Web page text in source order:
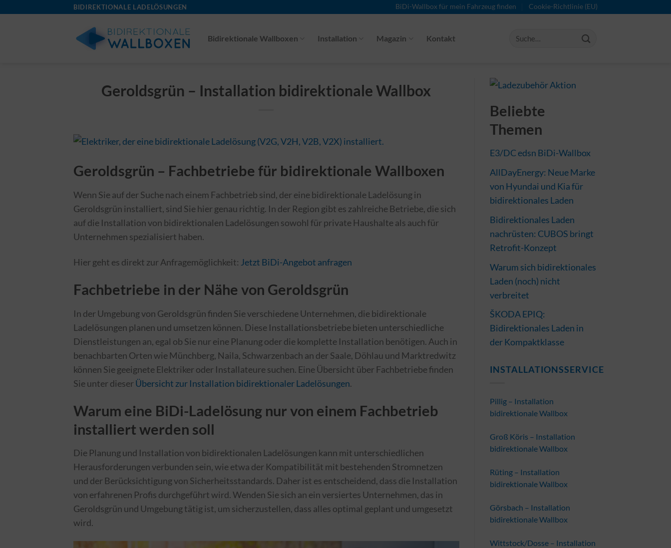
BIDIREKTIONALE LADELÖSUNGEN BiDi-Wallbox für mein Fahrzeug finden Cookie-Richtlinie (EU)
Bidirektionale Wallboxen Installation Magazin Kontakt
Geroldsgrün – Installation bidirektionale Wallbox
Geroldsgrün – Fachbetriebe für bidirektionale Wallboxen
Wenn Sie auf der Suche nach einem Fachbetrieb sind, der eine bidirektionale Ladelösung in
Geroldsgrün installiert, sind Sie hier genau richtig. In der Region gibt es zahlreiche Betriebe, die sich
auf die Installation von bidirektionalen Ladelösungen sowohl für private Haushalte als auch für
Unternehmen spezialisiert haben.
Hier geht es direkt zur Anfragemöglichkeit: Jetzt BiDi-Angebot anfragen
Fachbetriebe in der Nähe von Geroldsgrün
In der Umgebung von Geroldsgrün finden Sie verschiedene Unternehmen, die bidirektionale
Ladelösungen planen und umsetzen können. Diese Installationsbetriebe bieten unterschiedliche
Dienstleistungen an, egal ob Sie nur eine Planung oder die komplette Installation benötigen. Auch in
benachbarten Orten wie Münchberg, Naila, Schwarzenbach an der Saale, Döhlau und Marktredwitz
können Sie geeignete Elektriker oder Installateure suchen. Eine Übersicht über Fachbetriebe finden
Sie unter dieserÜbersicht zur Installation bidirektionaler Ladelösungen.
Warum eine BiDi-Ladelösung nur von einem Fachbetrieb
installiert werden soll
Die Planung und Installation von bidirektionalen Ladelösungen kann mit unterschiedlichen
Herausforderungen verbunden sein, wie etwa der Kompatibilität mit bestehenden Stromnetzen
und der Berücksichtigung von Sicherheitsstandards. Daher ist es entscheidend, dass die Installation
von erfahrenen Profis durchgeführt wird. Wenden Sie sich an ein versiertes Unternehmen, das in
Geroldsgrün und Umgebung tätig ist, um sicherzustellen, dass alles optimal geplant und umgesetzt
wird.
Beliebte
Themen
E3/DC edsn BiDi-Wallbox
AllDayEnergy: Neue Marke
von Hyundai und Kia für
bidirektionales Laden
Bidirektionales Laden
nachrüsten: CUBOS bringt
Retrofit-Konzept
Warum sich bidirektionales
Laden (noch) nicht
verbreitet
ŠKODA EPIQ:
Bidirektionales Laden in
der Kompaktklasse
INSTALLATIONSSERVICE
Pillig – Installation
bidirektionale Wallbox
Groß Köris – Installation
bidirektionale Wallbox
Rüting – Installation
bidirektionale Wallbox
Görsbach – Installation
bidirektionale Wallbox
Wittstock/Dosse – Installation